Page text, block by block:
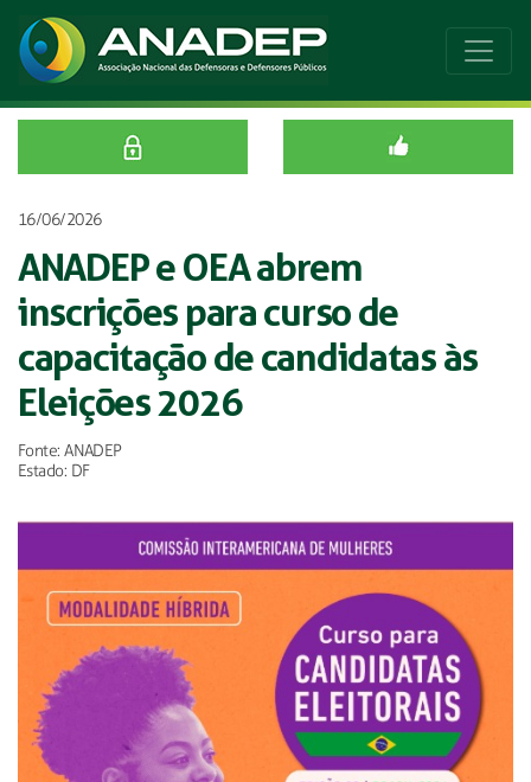
16/06/2026
ANADEP e OEA abrem
inscrições para curso de
capacitação de candidatas às
Eleições 2026
Fonte: ANADEP
Estado: DF